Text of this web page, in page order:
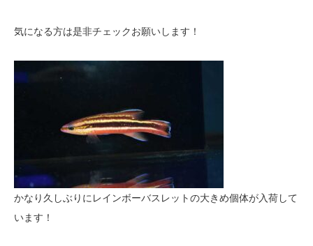
気になる方は是非チェックお願いします！
かなり久しぶりにレインボーバスレットの大きめ個体が入荷して
います！